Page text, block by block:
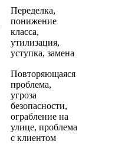
Переделка,
понижение
класса,
утилизация,
уступка, замена
Повторяющаяся
проблема,
угроза
безопасности,
ограбление на
улице, проблема
с клиентом